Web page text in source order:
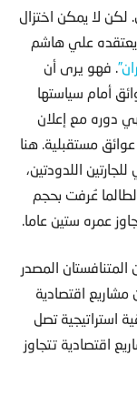
لا يمكن اختزال
يعتقده علي هاشم
. فهو يرى أن
أمام سياستها
دوره مع إعلان
مستقبلية. هنا
اللدودتين،
عُرفت بحجم
عمره ستين عاما.
المتنافستان المصدر
اقتصادية
استراتيجية تصل
اقتصادية تتجاوز